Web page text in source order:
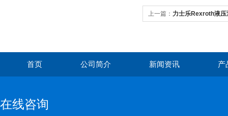
上一篇： 力士乐Rexroth液压
首页 公司简介 新闻资讯 产
在线咨询